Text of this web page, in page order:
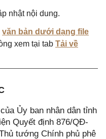
nhật nội dung.
văn bản dưới dạng file
xem tại tab Tải về
Ủy ban nhân dân tỉnh
Quyết định 876/QĐ-
tướng Chính phủ phê